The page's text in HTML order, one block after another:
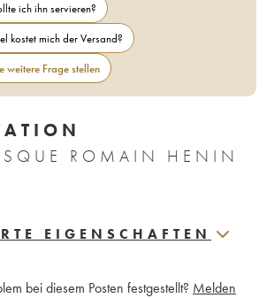
ich ihn servieren?
kostet mich der Versand?
weitere Frage stellen
ROMAIN HENIN
EIGENSCHAFTEN
bei diesem Posten festgestellt? Melden